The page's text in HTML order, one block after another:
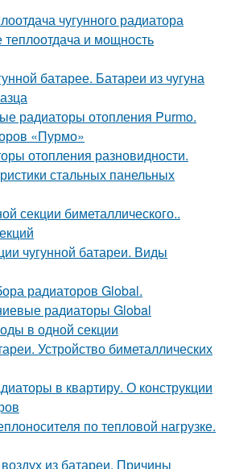
чугунного радиатора
теплоотдача и мощность
батарее. Батареи из чугуна
радиаторы отопления Purmo.
«Пурмо»
отопления разновидности.
стальных панельных
секции биметаллического..
чугунной батареи. Виды
радиаторов Global.
радиаторы Global
в одной секции
Устройство биметаллических
в квартиру. О конструкции
по тепловой нагрузке.
из батареи. Причины